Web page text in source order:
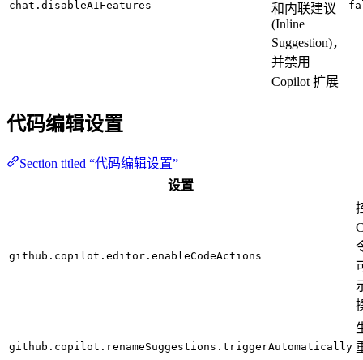
chat.disableAIFeatures
和内联建议
(Inline
Suggestion)，
并禁用
Copilot 扩展
代码编辑设置
Section titled “代码编辑设置”
设置
github.copilot.editor.enableCodeActions
github.copilot.renameSuggestions.triggerAutomatically